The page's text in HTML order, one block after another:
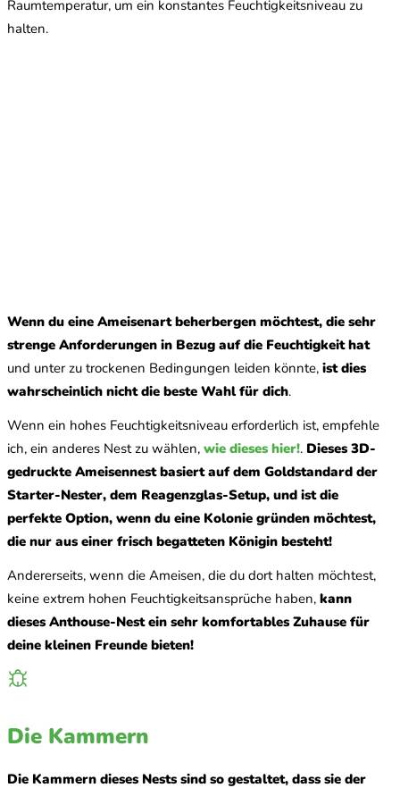
Raumtemperatur, um ein konstantes Feuchtigkeitsniveau zu
halten.
Wenn du eine Ameisenart beherbergen möchtest, die sehr
strenge Anforderungen in Bezug auf die Feuchtigkeit hat
und unter zu trockenen Bedingungen leiden könnte, ist dies
wahrscheinlich nicht die beste Wahl für dich.
Wenn ein hohes Feuchtigkeitsniveau erforderlich ist, empfehle
ich, ein anderes Nest zu wählen, wie dieses hier!. Dieses 3D-
gedruckte Ameisennest basiert auf dem Goldstandard der
Starter-Nester, dem Reagenzglas-Setup, und ist die
perfekte Option, wenn du eine Kolonie gründen möchtest,
die nur aus einer frisch begatteten Königin besteht!
Andererseits, wenn die Ameisen, die du dort halten möchtest,
keine extrem hohen Feuchtigkeitsansprüche haben, kann
dieses Anthouse-Nest ein sehr komfortables Zuhause für
deine kleinen Freunde bieten!
Die Kammern
Die Kammern dieses Nests sind so gestaltet, dass sie der